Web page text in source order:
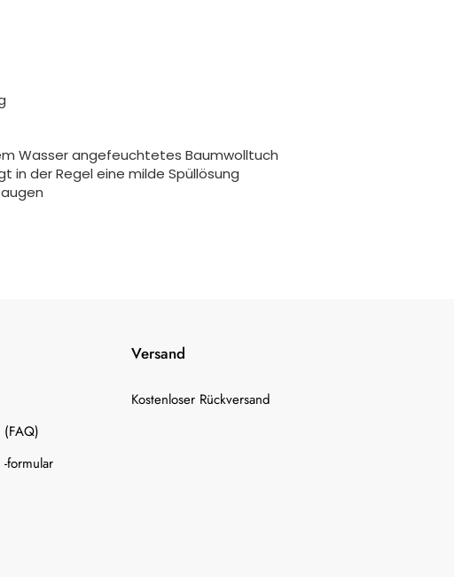
Wasser angefeuchtetes Baumwolltuch
in der Regel eine milde Spüllösung
formular
Versand
Kostenloser Rückversand